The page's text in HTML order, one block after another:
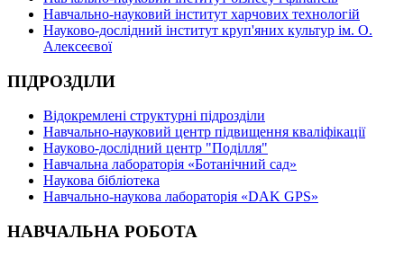
Навчально-науковий інститут харчових технологій
Науково-дослідний інститут круп'яних культур ім. О.
Алексеєвої
ПІДРОЗДІЛИ
Відокремлені структурні підрозділи
Навчально-науковий центр підвищення кваліфікації
Науково-дослідний центр "Поділля"
Навчальна лабораторія «Ботанічний сад»
Наукова бібліотека
Навчально-наукова лабораторія «DAK GPS»
НАВЧАЛЬНА РОБОТА